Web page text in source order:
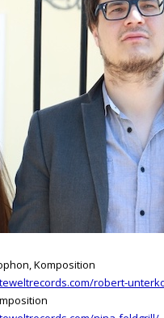
Komposition
robert-